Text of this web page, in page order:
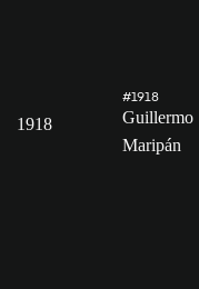
1918
#1918
Guillermo
Maripán